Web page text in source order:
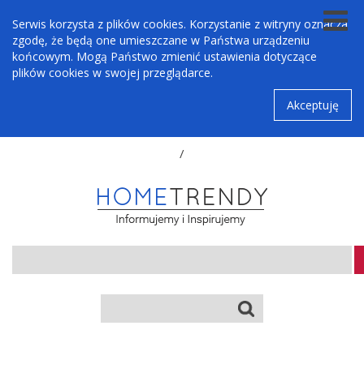
Serwis korzysta z plików cookies. Korzystanie z witryny oznacza
zgodę, że będą one umieszczane w Państwa urządzeniu
końcowym. Mogą Państwo zmienić ustawienia dotyczące
plików cookies w swojej przeglądarce.
Akceptuję
/